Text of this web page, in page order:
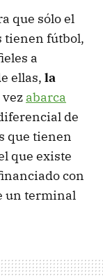
que sólo el
tienen fútbol,
a
ellas, la
vez abarca
de
que tienen
que existe
con
un terminal